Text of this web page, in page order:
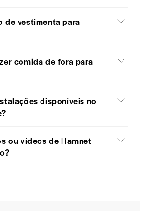
de vestimenta para
comida de fora para
disponíveis no
ou vídeos de Hamnet